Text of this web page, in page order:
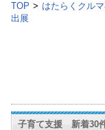
TOP > はたらくクル
出展
子育て支援 新着30